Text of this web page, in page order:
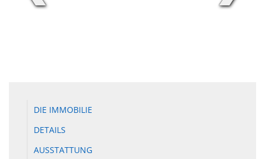
DIE IMMOBILIE
DETAILS
AUSSTATTUNG